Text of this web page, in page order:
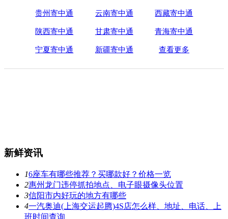
贵州寄中通 云南寄中通 西藏寄中通
陕西寄中通 甘肃寄中通 青海寄中通
宁夏寄中通 新疆寄中通 查看更多
新鲜资讯
16座车有哪些推荐？买哪款好？价格一览
2惠州龙门违停抓拍地点、电子眼摄像头位置
3信阳市内好玩的地方有哪些
4一汽奥迪(上海交运起腾)4S店怎么样、地址、电话、上
班时间查询